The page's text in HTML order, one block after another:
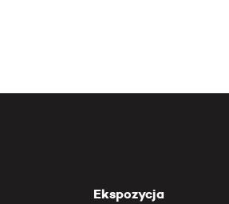
Ekspozycja